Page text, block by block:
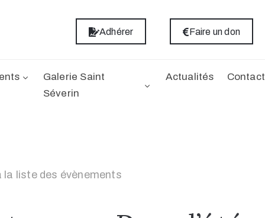
Adhérer Faire un don
Galerie Saint
Séverin
Actualités Contact
la liste des évènements